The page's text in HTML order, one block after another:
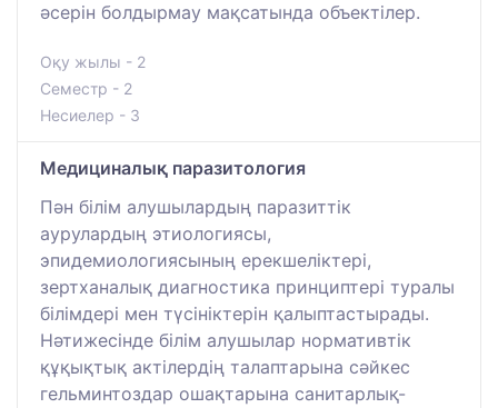
әсерін болдырмау мақсатында объектілер.
Оқу жылы - 2
Семестр - 2
Несиелер - 3
Медициналық паразитология
Пән білім алушылардың паразиттік
аурулардың этиологиясы,
эпидемиологиясының ерекшеліктері,
зертханалық диагностика принциптері туралы
білімдері мен түсініктерін қалыптастырады.
Нәтижесінде білім алушылар нормативтік
құқықтық актілердің талаптарына сәйкес
гельминтоздар ошақтарына санитарлық-